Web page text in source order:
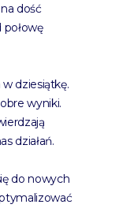
dość
w dziesiątkę.
wyniki.
działań.
do nowych